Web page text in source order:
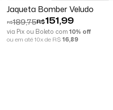
Jaqueta Bomber Veludo
R$189,75R$151,99
via Pix ou Boleto com10% off
ou em até 10x de R$16,89